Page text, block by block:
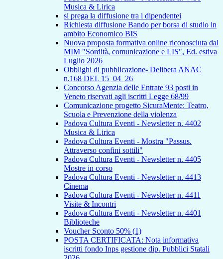
Musica & Lirica
si prega la diffusione tra i dipendentei
Richiesta diffusione Bando per borsa di studio in
ambito Economico BIS
Nuova proposta formativa online riconosciuta dal
MIM "Sordità, comunicazione e LIS", Ed. estiva
Luglio 2026
Obblighi di pubblicazione- Delibera ANAC
n.168 DEL 15_04_26
Concorso Agenzia delle Entrate 93 posti in
Veneto riservati agli iscritti Legge 68/99
Comunicazione progetto SicuraMente: Teatro,
Scuola e Prevenzione della violenza
Padova Cultura Eventi - Newsletter n. 4402
Musica & Lirica
Padova Cultura Eventi - Mostra "Passus.
Attraverso confini sottili"
Padova Cultura Eventi - Newsletter n. 4405
Mostre in corso
Padova Cultura Eventi - Newsletter n. 4413
Cinema
Padova Cultura Eventi - Newsletter n. 4411
Visite & Incontri
Padova Cultura Eventi - Newsletter n. 4401
Biblioteche
Voucher Sconto 50% (1)
POSTA CERTIFICATA: Nota informativa
iscritti fondo Inps gestione dip. Pubblici Statali